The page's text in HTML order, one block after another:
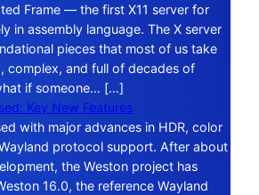
Frame — the first X11 server for
in assembly language. The X server
pieces that most of us take
complex, and full of decades of
if someone… […]
Key New Features
with major advances in HDR, color
protocol support. After about
the Weston project has
16.0, the reference Wayland